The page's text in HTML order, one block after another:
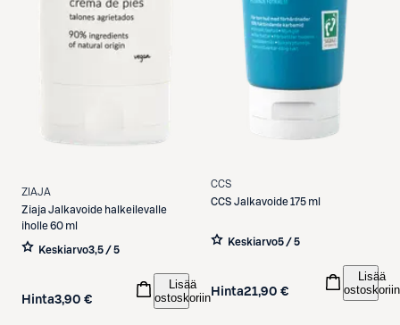
ZIAJA
Ziaja Jalkavoide halkeilevalle
iholle 60 ml
Keskiarvo3,5 / 5
Hinta3,90 €
Lisää
ostoskoriin
CCS
CCS Jalkavoide 175 ml
Keskiarvo5 / 5
Hinta21,90 €
Lisää
ostoskoriin